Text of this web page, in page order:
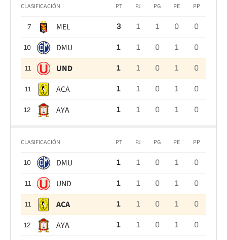
CLASIFICACIÓN PT PJ PG PE PP
7 MEL 3 1 1 0 0
10 DMU 1 1 0 1 0
11 UND 1 1 0 1 0
11 ACA 1 1 0 1 0
12 AYA 1 1 0 1 0
CLASIFICACIÓN PT PJ PG PE PP
10 DMU 1 1 0 1 0
11 UND 1 1 0 1 0
11 ACA 1 1 0 1 0
12 AYA 1 1 0 1 0